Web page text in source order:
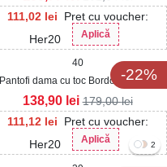
111,02 lei
Pret cu voucher:
Her20
Aplică
-22%
40
Pantofi dama cu toc Bordo din Piele
Ecologica Intoarsa Lazery
111,12 lei
Pret cu voucher:
Her20
Aplică
138,90 lei 179,00lei
2